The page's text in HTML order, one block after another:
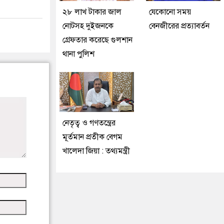
২৮ লাখ টাকার জাল
নোটসহ দুইজনকে
গ্রেফতার করেছে গুলশান
থানা পুলিশ
যেকোনো সময়
বেনজীরের প্রত্যাবর্তন
নেতৃত্ব ও গণতন্ত্রের
মূর্তমান প্রতীক বেগম
খালেদা জিয়া : তথ্যমন্ত্রী